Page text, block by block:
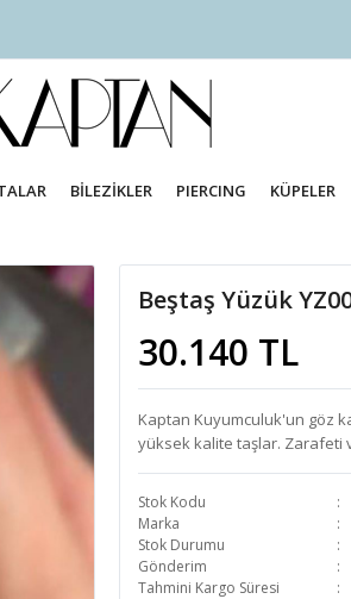
BİLEZİKLER PIERCING KÜPELER
Beştaş Yüzük
30.140 TL
Kaptan Kuyumculuk'un göz
yüksek kalite taşlar. Zarafeti
Stok Kodu
Marka
Stok Durumu
Gönderim
Tahmini Kargo Süresi